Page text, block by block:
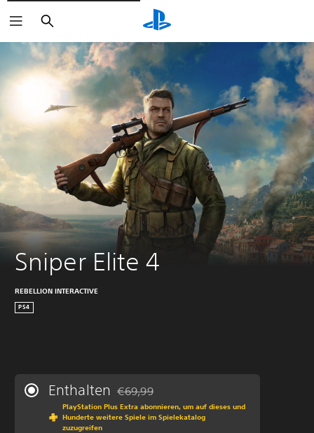
Suchen
Sniper Elite 4
REBELLION INTERACTIVE
PS4
Enthalten Preisnachlass gegenüber dem
€69,99
PlayStation Plus Extra abonnieren, um auf dieses und
Hunderte weitere Spiele im Spielekatalog
zuzugreifen